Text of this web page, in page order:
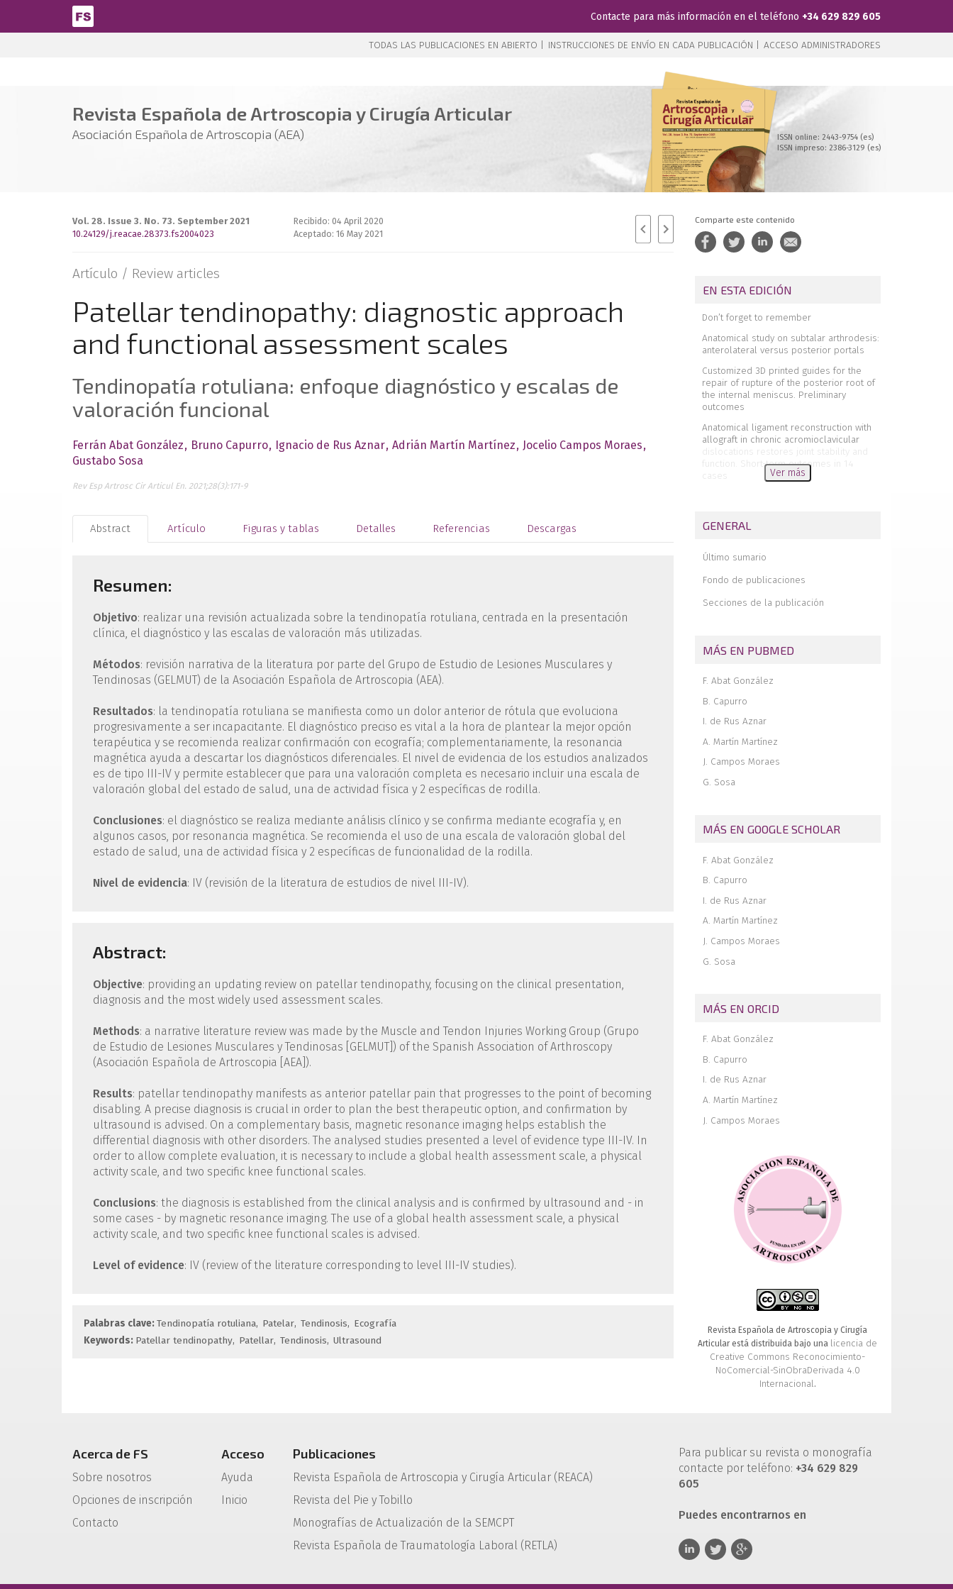
Pasar al contenido principal
Contacte para más información en el teléfono +34 629 829 605
TODAS LAS PUBLICACIONES EN ABIERTO | INSTRUCCIONES DE ENVÍO EN CADA PUBLICACIÓN | ACCESO ADMINISTRADORES
Revista Española de Artroscopia y Cirugía Articular
Asociación Española de Artroscopia (AEA)
ISSN online: 2443-9754 (es)
ISSN impreso: 2386-3129 (es)
Vol. 28. Issue 3. No. 73. September 2021
10.24129/j.reacae.28373.fs2004023
Recibido: 04 April 2020
Aceptado: 16 May 2021
Artículo / Review articles
Patellar tendinopathy: diagnostic approach
and functional assessment scales
Tendinopatía rotuliana: enfoque diagnóstico y escalas de
valoración funcional
Ferrán Abat González Bruno Capurro Ignacio de Rus Aznar Adrián Martín Martínez
Jocelio Campos Moraes
Gustabo Sosa
Rev Esp Artrosc Cir Articul En. 2021;28(3):171-9
Abstract Artículo Figuras y tablas Detalles Referencias Descargas
Resumen:
Objetivo: realizar una revisión actualizada sobre la tendinopatía rotuliana, centrada en la presentación
clínica, el diagnóstico y las escalas de valoración más utilizadas.
Métodos: revisión narrativa de la literatura por parte del Grupo de Estudio de Lesiones Musculares y
Tendinosas (GELMUT) de la Asociación Española de Artroscopia (AEA).
Resultados: la tendinopatía rotuliana se manifiesta como un dolor anterior de rótula que evoluciona
progresivamente a ser incapacitante. El diagnóstico preciso es vital a la hora de plantear la mejor opción
terapéutica y se recomienda realizar confirmación con ecografía; complementariamente, la resonancia
magnética ayuda a descartar los diagnósticos diferenciales. El nivel de evidencia de los estudios analizados
es de tipo III-IV y permite establecer que para una valoración completa es necesario incluir una escala de
valoración global del estado de salud, una de actividad física y 2 específicas de rodilla.
Conclusiones: el diagnóstico se realiza mediante análisis clínico y se confirma mediante ecografía y, en
algunos casos, por resonancia magnética. Se recomienda el uso de una escala de valoración global del
estado de salud, una de actividad física y 2 específicas de funcionalidad de la rodilla.
Nivel de evidencia: IV (revisión de la literatura de estudios de nivel III-IV).
Abstract:
Objective: providing an updating review on patellar tendinopathy, focusing on the clinical presentation,
diagnosis and the most widely used assessment scales.
Methods: a narrative literature review was made by the Muscle and Tendon Injuries Working Group (Grupo
de Estudio de Lesiones Musculares y Tendinosas [GELMUT]) of the Spanish Association of Arthroscopy
(Asociación Española de Artroscopia [AEA]).
Results: patellar tendinopathy manifests as anterior patellar pain that progresses to the point of becoming
disabling. A precise diagnosis is crucial in order to plan the best therapeutic option, and confirmation by
ultrasound is advised. On a complementary basis, magnetic resonance imaging helps establish the
differential diagnosis with other disorders. The analysed studies presented a level of evidence type III-IV. In
order to allow complete evaluation, it is necessary to include a global health assessment scale, a physical
activity scale, and two specific knee functional scales.
Conclusions: the diagnosis is established from the clinical analysis and is confirmed by ultrasound and - in
some cases - by magnetic resonance imaging. The use of a global health assessment scale, a physical
activity scale, and two specific knee functional scales is advised.
Level of evidence: IV (review of the literature corresponding to level III-IV studies).
Palabras clave:Tendinopatía rotuliana Patelar Tendinosis
Ecografía
Keywords: Patellar tendinopathy Patellar Tendinosis Ultrasound
Comparte este contenido
EN ESTA EDICIÓN
Don’t forget to remember
Anatomical study on subtalar arthrodesis:
anterolateral versus posterior portals
Customized 3D printed guides for the
repair of rupture of the posterior root of
the internal meniscus. Preliminary
outcomes
Anatomical ligament reconstruction with
allograft in chronic acromioclavicular
dislocations restores joint stability and
function. Short-term outcomes in 14
scales
cruciate ligament rupture. A narrative
Management of anterior instability of the
shoulder with bone defects
of chronic acromioclavicular dislocations
both posterior meniscus roots with
multiple ligament injury of the knee
following high-energy trauma.
ankle
Ver más
GENERAL
Último sumario
Fondo de publicaciones
Secciones de la publicación
MÁS EN PUBMED
F. Abat González
B. Capurro
I. de Rus Aznar
A. Martín Martínez
J. Campos Moraes
G. Sosa
MÁS EN GOOGLE SCHOLAR
F. Abat González
B. Capurro
I. de Rus Aznar
A. Martín Martínez
J. Campos Moraes
G. Sosa
MÁS EN ORCID
F. Abat González
B. Capurro
I. de Rus Aznar
A. Martín Martínez
J. Campos Moraes
Revista Española de Artroscopia y Cirugía
Articular está distribuida bajo una licencia de
Creative Commons Reconocimiento-
NoComercial-SinObraDerivada 4.0
Internacional.
Acerca de FS
Sobre nosotros
Opciones de inscripción
Contacto
Acceso
Ayuda
Inicio
Publicaciones
Revista Española de Artroscopia y Cirugía Articular (REACA)
Revista del Pie y Tobillo
Monografías de Actualización de la SEMCPT
Revista Española de Traumatología Laboral (RETLA)
Para publicar su revista o monografía
contacte por teléfono: +34 629 829
605
Puedes encontrarnos en